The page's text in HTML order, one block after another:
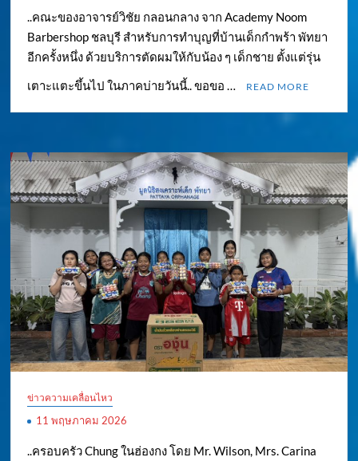
..คณะของอาจารย์วิชัย กลอนกลาง จาก Academy Noom
Barbershop ชลบุรี สำหรับการทำบุญที่บ้านเด็กกำพร้า พัทยา
อีกครั้งหนึ่ง ด้วยบริการตัดผมให้กับน้อง ๆ เด็กชาย ตั้งแต่รุ่น
เตาะแตะขึ้นไป ในภาคบ่ายวันนี้.. ขอขอ …
READ MORE
ข่าวความเคลื่อนไหว
11 พฤษภาคม 2026
..ครอบครัว Chung ในฮ่องกง โดย Mr. Wilson, Mrs. Carina